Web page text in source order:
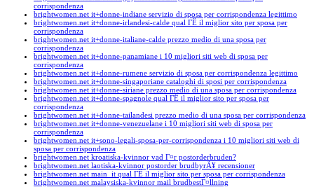
corrispondenza
brightwomen.net it+donne-indiane servizio di sposa per corrispondenza legittimo
brightwomen.net it+donne-irlandesi-calde qual ГЁ il miglior sito per sposa per
corrispondenza
brightwomen.net it+donne-italiane-calde prezzo medio di una sposa per
corrispondenza
brightwomen.net it+donne-panamiane i 10 migliori siti web di sposa per
corrispondenza
brightwomen.net it+donne-rumene servizio di sposa per corrispondenza legittimo
brightwomen.net it+donne-singaporiane cataloghi di sposi per corrispondenza
brightwomen.net it+donne-siriane prezzo medio di una sposa per corrispondenza
brightwomen.net it+donne-spagnole qual ГЁ il miglior sito per sposa per
corrispondenza
brightwomen.net it+donne-tailandesi prezzo medio di una sposa per corrispondenza
brightwomen.net it+donne-venezuelane i 10 migliori siti web di sposa per
corrispondenza
brightwomen.net it+sono-legali-sposa-per-corrispondenza i 10 migliori siti web di
sposa per corrispondenza
brightwomen.net kroatiska-kvinnor vad Г¤r postorderbruden?
brightwomen.net laotiska-kvinnor postorder brudbyrÃ¥ recensioner
brightwomen.net main_it qual ГЁ il miglior sito per sposa per corrispondenza
brightwomen.net malaysiska-kvinnor mail brudbestГ¤llning